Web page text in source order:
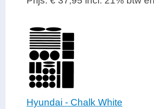
Hyundai - Chalk White